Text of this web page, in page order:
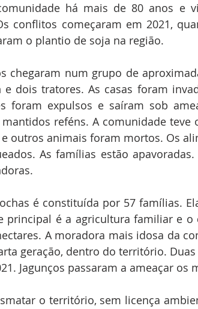
há mais de 80 anos e
conflitos começaram em 2021,
o plantio de soja na região.
chegaram num grupo de
dois tratores. As casas foram
foram expulsos e saíram sob
reféns. A comunidade teve
outros animais foram mortos. Os
As famílias estão
é constituída por 57 famílias.
principal é a agricultura familiar e o
A moradora mais idosa da
geração, dentro do território.
Jagunços passaram a ameaçar os
o território, sem licença